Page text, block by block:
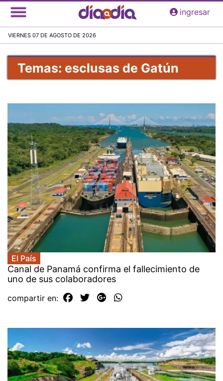
Pasar
al
principal
ingresar
VIERNES 07 DE AGOSTO DE 2026
Temas: esclusas de Gatún
El País
Canal de Panamá confirma el fallecimiento de
uno de sus colaboradores
compartir en: